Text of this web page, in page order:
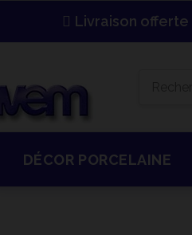
Livraison offerte
DÉCOR PORCELAINE